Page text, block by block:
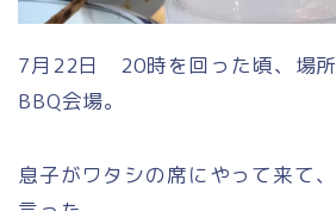
7月22日 20時を回った頃、場
BBQ会場。
息子がワタシの席にやって来て